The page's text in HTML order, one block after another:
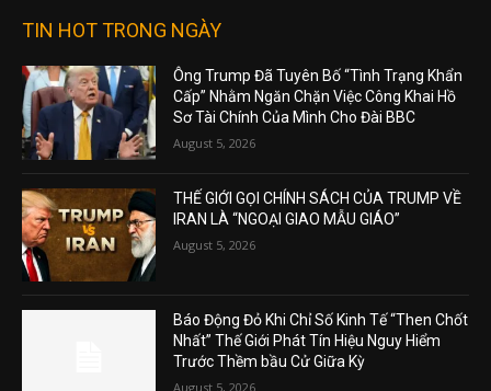
TIN HOT TRONG NGÀY
Ông Trump Đã Tuyên Bố “Tình Trạng Khẩn
Cấp” Nhằm Ngăn Chặn Việc Công Khai Hồ
Sơ Tài Chính Của Mình Cho Đài BBC
August 5, 2026
THẾ GIỚI GỌI CHÍNH SÁCH CỦA TRUMP VỀ
IRAN LÀ “NGOẠI GIAO MẪU GIÁO”
August 5, 2026
Báo Động Đỏ Khi Chỉ Số Kinh Tế “Then Chốt
Nhất” Thế Giới Phát Tín Hiệu Nguy Hiểm
Trước Thềm bầu Cử Giữa Kỳ
August 5, 2026